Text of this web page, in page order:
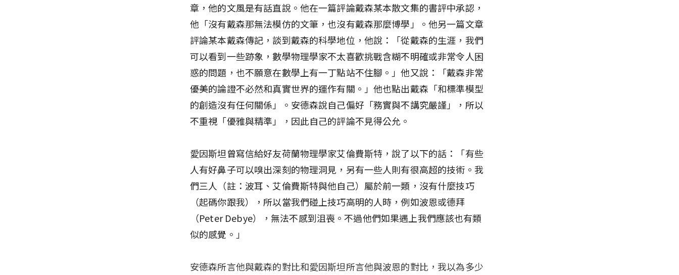
章，他的文風是有話直說。他在一篇評論戴森某本散文集的書評中承認，
他「沒有戴森那無法模仿的文筆，也沒有戴森那麼博學」。他另一篇文章
評論某本戴森傳記，談到戴森的科學地位，他說：「從戴森的生涯，我們
可以看到一些跡象，數學物理學家不太喜歡挑戰含糊不明確或非常令人困
惑的問題，也不願意在數學上有一丁點站不住腳。」他又說：「戴森非常
優美的論證不必然和真實世界的運作有關。」他也點出戴森「和標準模型
的創造沒有任何關係」。安德森說自己偏好「務實與不講究嚴謹」，所以
不重視「優雅與精準」，因此自己的評論不見得公允。
愛因斯坦曾寫信給好友荷蘭物理學家艾倫費斯特，說了以下的話：「有些
人有好鼻子可以嗅出深刻的物理洞見，另有一些人則有很高超的技術。我
們三人（註：波耳、艾倫費斯特與他自己）屬於前一類，沒有什麼技巧
（起碼你跟我），所以當我們碰上技巧高明的人時，例如波恩或德拜
（Peter Debye），無法不感到沮喪。不過他們如果遇上我們應該也有類
似的感覺。」
安德森所言他與戴森的對比和愛因斯坦所言他與波恩的對比，我以為多少